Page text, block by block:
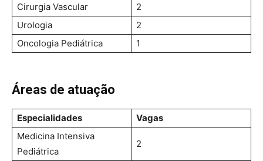
Cirurgia Vascular
2
Urologia
2
Oncologia Pediátrica
1
Áreas de atuação
Especialidades
Vagas
Medicina Intensiva
Pediátrica
2